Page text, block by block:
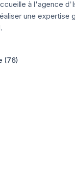
à l'agence
une expertise
(76)